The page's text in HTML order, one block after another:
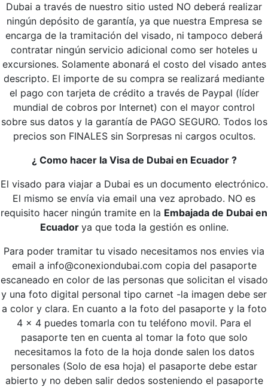
Dubai a través de nuestro sitio usted NO deberá realizar
ningún depósito de garantía, ya que nuestra Empresa se
encarga de la tramitación del visado, ni tampoco deberá
contratar ningún servicio adicional como ser hoteles u
excursiones. Solamente abonará el costo del visado antes
descripto. El importe de su compra se realizará mediante
el pago con tarjeta de crédito a través de Paypal (líder
mundial de cobros por Internet) con el mayor control
sobre sus datos y la garantía de PAGO SEGURO. Todos los
precios son FINALES sin Sorpresas ni cargos ocultos.
¿ Como hacer la Visa de Dubai en Ecuador ?
El visado para viajar a Dubai es un documento electrónico.
El mismo se envía via email una vez aprobado. NO es
requisito hacer ningún tramite en la Embajada de Dubai en
Ecuador ya que toda la gestión es online.
Para poder tramitar tu visado necesitamos nos envies via
email a info@conexiondubai.com copia del pasaporte
escaneado en color de las personas que solicitan el visado
y una foto digital personal tipo carnet -la imagen debe ser
a color y clara. En cuanto a la foto del pasaporte y la foto
4 x 4 puedes tomarla con tu teléfono movil. Para el
pasaporte ten en cuenta al tomar la foto que solo
necesitamos la foto de la hoja donde salen los datos
personales (Solo de esa hoja) el pasaporte debe estar
abierto y no deben salir dedos sosteniendo el pasaporte